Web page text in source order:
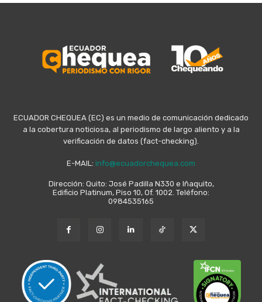
ECUADOR CHEQUEA (EC) es un medio de comunicación dedicado
a la cobertura noticiosa, al periodismo de largo aliento y a la
verificación de datos (fact-checking).
E-MAIL: info@ecuadorchequea.com
Dirección: Quito: José Padilla N330 e Iñaquito,
Edificio Platinum, Piso 10, Of. 1002. Teléfono:
0984535165